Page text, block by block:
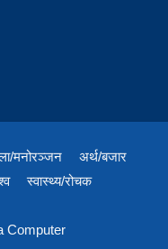
मनोरञ्जन
अर्थ/बजार
स्वास्थ्य/रोचक
Computer